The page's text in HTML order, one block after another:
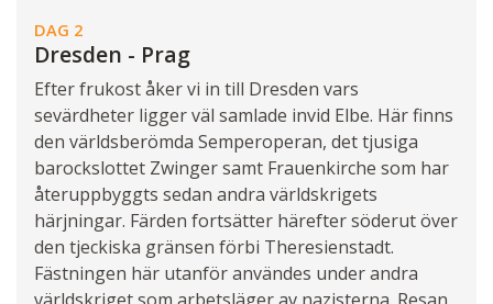
DAG 2
Dresden - Prag
Efter frukost åker vi in till Dresden vars
sevärdheter ligger väl samlade invid Elbe. Här finns
den världsberömda Semperoperan, det tjusiga
barockslottet Zwinger samt Frauenkirche som har
återuppbyggts sedan andra världskrigets
härjningar. Färden fortsätter härefter söderut över
den tjeckiska gränsen förbi Theresienstadt.
Fästningen här utanför användes under andra